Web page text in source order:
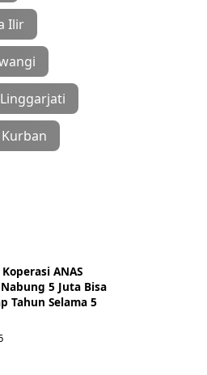
Ilir
ANAS
5 Juta Bisa
Tahun Selama 5